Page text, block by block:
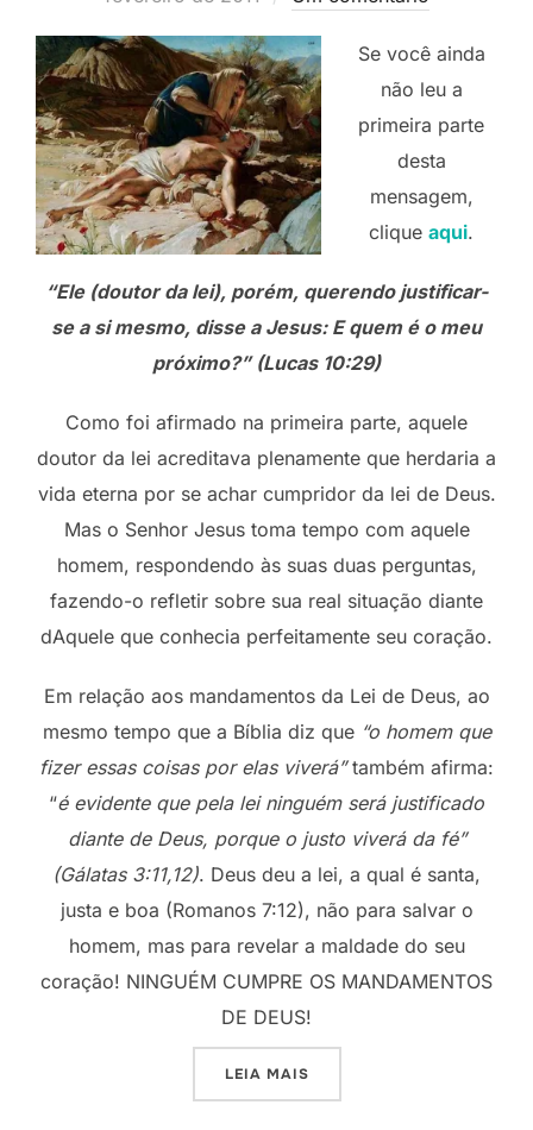
Se você ainda
não leu a
primeira parte
desta
mensagem,
clique aqui.
“Ele (doutor da lei), porém, querendo justificar-
se a si mesmo, disse a Jesus: E quem é o meu
próximo?” (Lucas 10:29)
Como foi afirmado na primeira parte, aquele
doutor da lei acreditava plenamente que herdaria a
vida eterna por se achar cumpridor da lei de Deus.
Mas o Senhor Jesus toma tempo com aquele
homem, respondendo às suas duas perguntas,
fazendo-o refletir sobre sua real situação diante
dAquele que conhecia perfeitamente seu coração.
Em relação aos mandamentos da Lei de Deus, ao
mesmo tempo que a Bíblia diz que “o homem que
fizer essas coisas por elas viverá”também afirma:
“é evidente que pela lei ninguém será justificado
diante de Deus, porque o justo viverá da fé”
(Gálatas 3:11,12). Deus deu a lei, a qual é santa,
justa e boa (Romanos 7:12), não para salvar o
homem, mas para revelar a maldade do seu
coração! NINGUÉM CUMPRE OS MANDAMENTOS
DE DEUS!
LEIA MAIS“O BOM SAMARITANO (2)”